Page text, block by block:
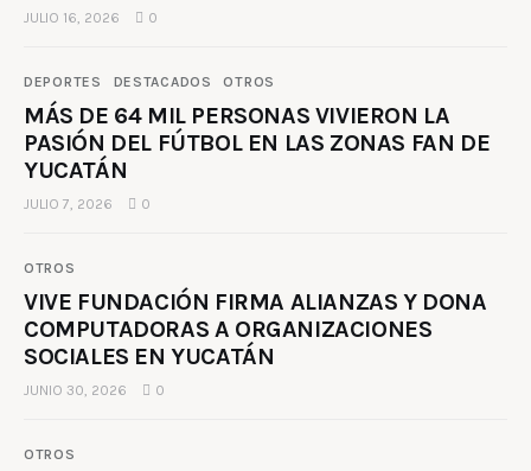
JULIO 16, 2026 0
DEPORTES DESTACADOS OTROS
MÁS DE 64 MIL PERSONAS VIVIERON LA
PASIÓN DEL FÚTBOL EN LAS ZONAS FAN DE
YUCATÁN
JULIO 7, 2026 0
OTROS
VIVE FUNDACIÓN FIRMA ALIANZAS Y DONA
COMPUTADORAS A ORGANIZACIONES
SOCIALES EN YUCATÁN
JUNIO 30, 2026 0
OTROS